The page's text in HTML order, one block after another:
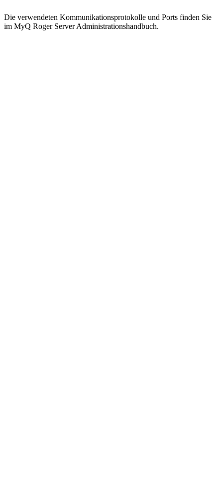
Die verwendeten Kommunikationsprotokolle und Ports finden Sie
im MyQ Roger Server Administrationshandbuch.